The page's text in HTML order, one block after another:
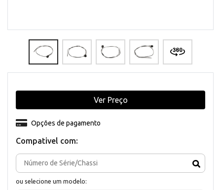
Compativel com:
ou selecione um modelo:
Opções de pagamento
Ver Preço